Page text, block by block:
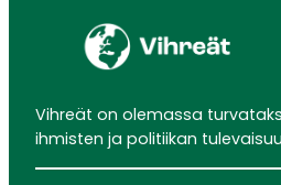
Vihreät on olemassa
ihmisten ja politiikan